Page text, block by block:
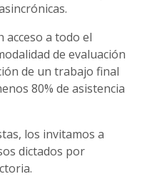
a todo el
de evaluación
de un trabajo final
80% de asistencia
los invitamos a
dictados por